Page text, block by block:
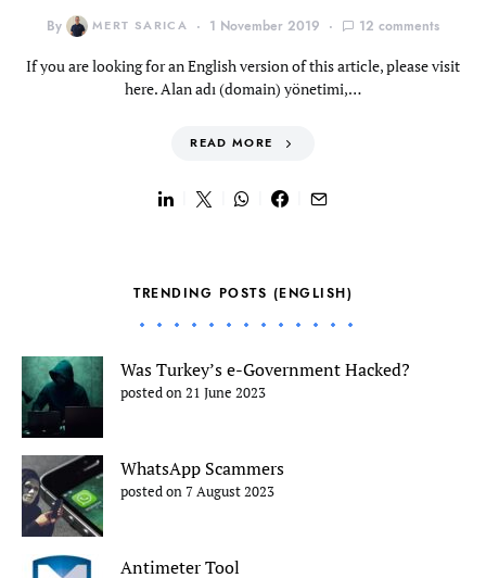
By MERT SARICA 1 November 2019 12 comments
If you are looking for an English version of this article, please visit
here. Alan adı (domain) yönetimi,…
READ MORE
TRENDING POSTS (ENGLISH)
Was Turkey’s e-Government Hacked?
posted on 21 June 2023
WhatsApp Scammers
posted on 7 August 2023
Antimeter Tool